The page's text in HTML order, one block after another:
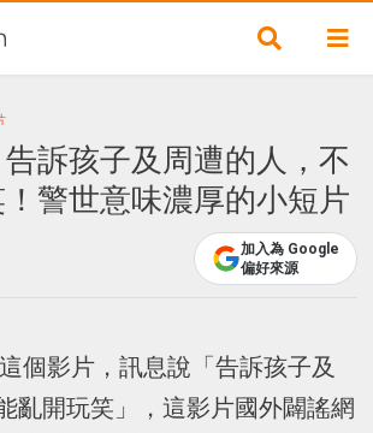
告訴孩子及周遭的人，不
警世意味濃厚的小短片
加入為 Google
偏好來源
個影片，訊息說「告訴孩子及
亂開玩笑」，這影片國外闢謠網